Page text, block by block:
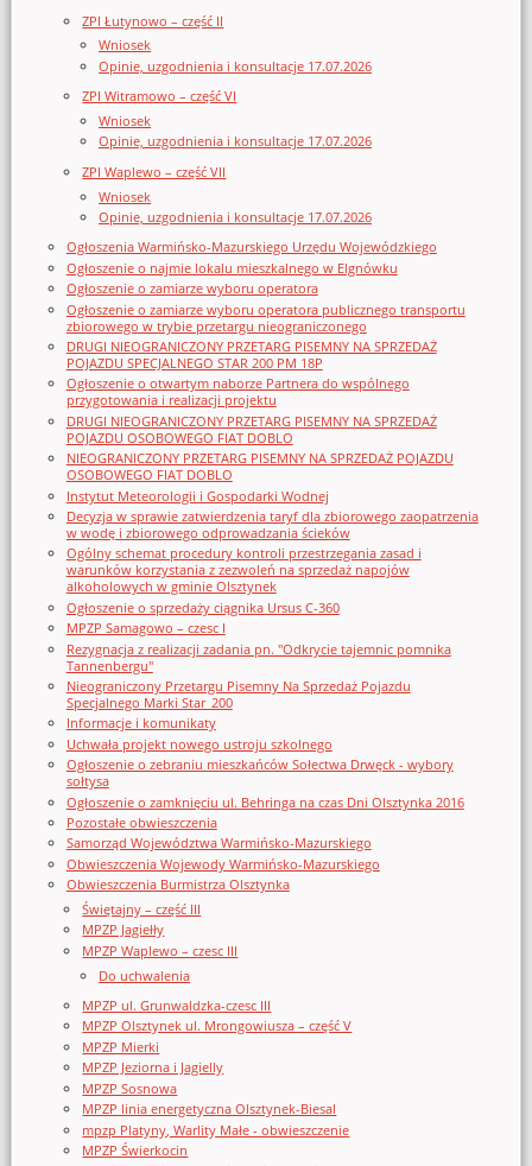
ZPI Łutynowo – część II
Wniosek
Opinie, uzgodnienia i konsultacje 17.07.2026
ZPI Witramowo – część VI
Wniosek
Opinie, uzgodnienia i konsultacje 17.07.2026
ZPI Waplewo – część VII
Wniosek
Opinie, uzgodnienia i konsultacje 17.07.2026
Ogłoszenia Warmińsko-Mazurskiego Urzędu Wojewódzkiego
Ogłoszenie o najmie lokalu mieszkalnego w Elgnówku
Ogłoszenie o zamiarze wyboru operatora
Ogłoszenie o zamiarze wyboru operatora publicznego transportu
zbiorowego w trybie przetargu nieograniczonego
DRUGI NIEOGRANICZONY PRZETARG PISEMNY NA SPRZEDAŻ
POJAZDU SPECJALNEGO STAR 200 PM 18P
Ogłoszenie o otwartym naborze Partnera do wspólnego
przygotowania i realizacji projektu
DRUGI NIEOGRANICZONY PRZETARG PISEMNY NA SPRZEDAŻ
POJAZDU OSOBOWEGO FIAT DOBLO
NIEOGRANICZONY PRZETARG PISEMNY NA SPRZEDAŻ POJAZDU
OSOBOWEGO FIAT DOBLO
Instytut Meteorologii i Gospodarki Wodnej
Decyzja w sprawie zatwierdzenia taryf dla zbiorowego zaopatrzenia
w wodę i zbiorowego odprowadzania ścieków
Ogólny schemat procedury kontroli przestrzegania zasad i
warunków korzystania z zezwoleń na sprzedaż napojów
alkoholowych w gminie Olsztynek
Ogłoszenie o sprzedaży ciągnika Ursus C-360
MPZP Samagowo – czesc I
Rezygnacja z realizacji zadania pn. "Odkrycie tajemnic pomnika
Tannenbergu"
Nieograniczony Przetargu Pisemny Na Sprzedaż Pojazdu
Specjalnego Marki Star_200
Informacje i komunikaty
Uchwała projekt nowego ustroju szkolnego
Ogłoszenie o zebraniu mieszkańców Sołectwa Drwęck - wybory
sołtysa
Ogłoszenie o zamknięciu ul. Behringa na czas Dni Olsztynka 2016
Pozostałe obwieszczenia
Samorząd Województwa Warmińsko-Mazurskiego
Obwieszczenia Wojewody Warmińsko-Mazurskiego
Obwieszczenia Burmistrza Olsztynka
Świętajny – część III
MPZP Jagiełły
MPZP Waplewo – czesc III
Do uchwalenia
MPZP ul. Grunwaldzka-czesc III
MPZP Olsztynek ul. Mrongowiusza – część V
MPZP Mierki
MPZP Jeziorna i Jagielly
MPZP Sosnowa
MPZP linia energetyczna Olsztynek-Biesal
mpzp Platyny, Warlity Małe - obwieszczenie
MPZP Świerkocin